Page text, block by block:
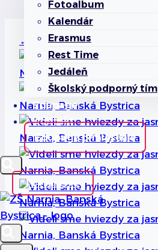
Fotoalbum
Kalendár
Erasmus
Rest Time
Jedáleň
Školský podporný tím
Edupage
Kontakt
Edupage prihlásenie
Prihlásenie
← Späť na FOTOALBUMY